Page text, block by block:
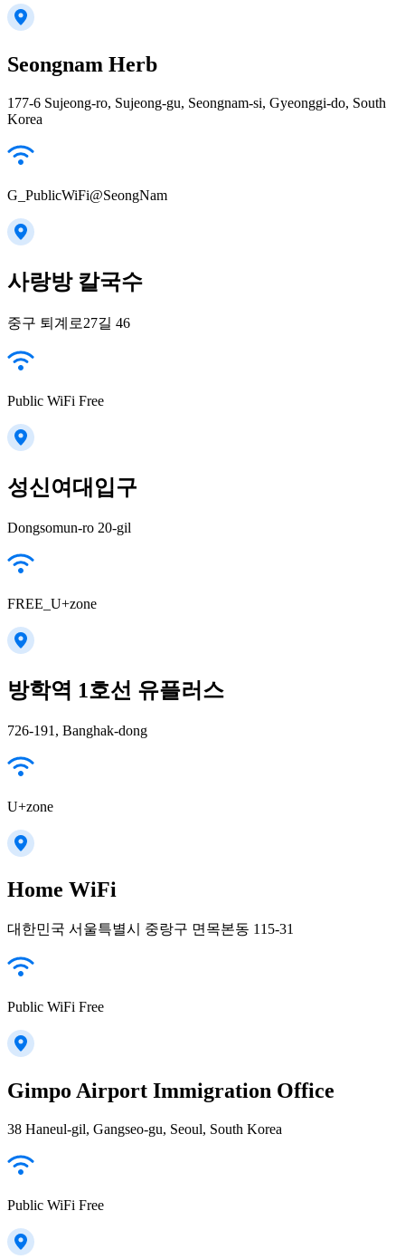
Seongnam Herb
177-6 Sujeong-ro, Sujeong-gu, Seongnam-si, Gyeonggi-do, South
Korea
G_PublicWiFi@SeongNam
사랑방 칼국수
중구 퇴계로27길 46
Public WiFi Free
성신여대입구
Dongsomun-ro 20-gil
FREE_U+zone
방학역 1호선 유플러스
726-191, Banghak-dong
U+zone
Home WiFi
대한민국 서울특별시 중랑구 면목본동 115-31
Public WiFi Free
Gimpo Airport Immigration Office
38 Haneul-gil, Gangseo-gu, Seoul, South Korea
Public WiFi Free